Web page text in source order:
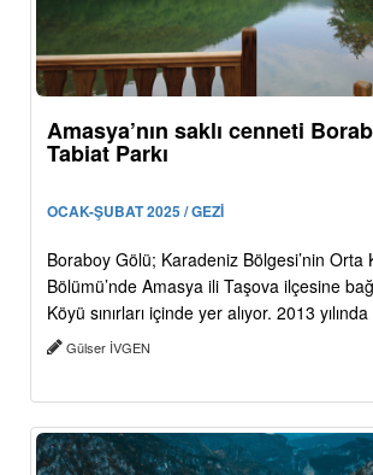
Amasya’nın saklı cenneti
Tabiat Parkı
OCAK-ŞUBAT 2025 / GEZİ
Boraboy Gölü; Karadeniz Bölgesi’nin Orta
Bölümü’nde Amasya ili Taşova ilçesine
Köyü sınırları içinde yer alıyor. 2013
Gülser İVGEN